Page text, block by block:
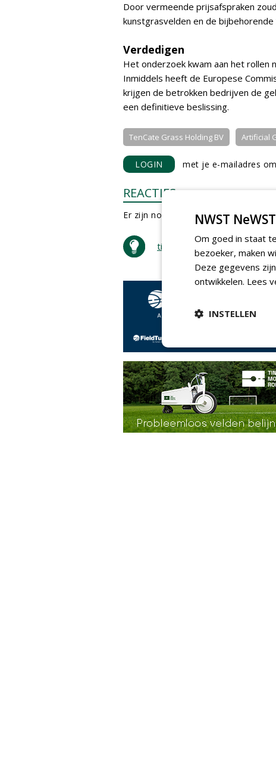
Door vermeende prijsafspraken
kunstgrasvelden en de
Verdedigen
Het onderzoek kwam aan het rollen
Inmiddels heeft de Europese
krijgen de betrokken bedrijven de
een definitieve beslissing.
TenCate Grass Holding BV Artificial
LOGIN met je e-mailadres om
REACTIES
Er zijn nog geen reacties.
tip de redactie
NWST
Om goed in staat
bezoeker, maken
Deze gegevens
ontwikkelen. Lees
INSTELLEN